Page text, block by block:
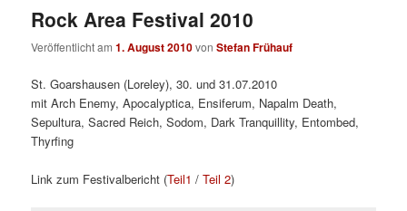
Rock Area Festival 2010
Veröffentlicht am1. August 2010vonStefan Frühauf
St. Goarshausen (Loreley), 30. und 31.07.2010
mit Arch Enemy, Apocalyptica, Ensiferum, Napalm Death,
Sepultura, Sacred Reich, Sodom, Dark Tranquillity, Entombed,
Thyrfing
Link zum Festivalbericht (Teil1 /Teil 2)